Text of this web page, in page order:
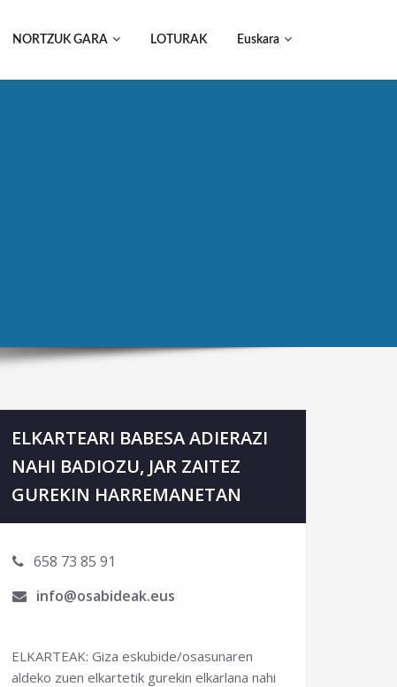
NORTZUK GARA LOTURAK Euskara
ELKARTEARI BABESA ADIERAZI
NAHI BADIOZU, JAR ZAITEZ
GUREKIN HARREMANETAN
658 73 85 91
info@osabideak.eus
ELKARTEAK: Giza eskubide/osasunaren
aldeko zuen elkartetik gurekin elkarlana nahi